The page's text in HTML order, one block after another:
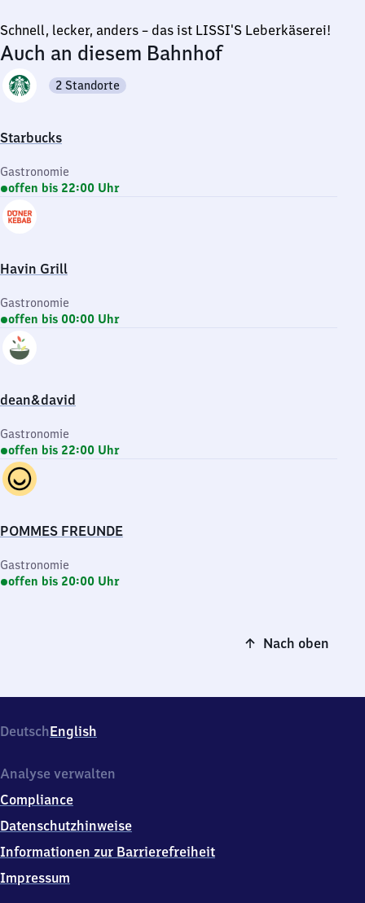
Schnell, lecker, anders – das ist LISSI'S Leberkäserei!
Auch an diesem Bahnhof
Starbucks
2 Standorte
Gastronomie
offen bis 22:00 Uhr
Havin Grill
Gastronomie
offen bis 00:00 Uhr
dean&david
Gastronomie
offen bis 22:00 Uhr
POMMES FREUNDE
Gastronomie
offen bis 20:00 Uhr
Nach oben
DeutschEnglish
Analyse verwalten
Compliance
Datenschutzhinweise
Informationen zur Barrierefreiheit
Impressum